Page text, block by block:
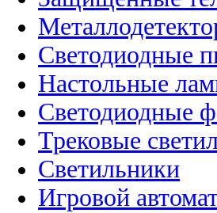
Светодиодные
Настольные
Светодиодные
Трековые
Светильники
Игровой